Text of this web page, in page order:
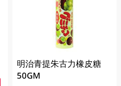
明治青提朱古力橡皮糖
50GM